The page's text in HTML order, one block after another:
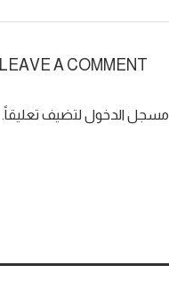
LEAVE A COMMENT
مسجل الدخول لتضيف تعليقاً.